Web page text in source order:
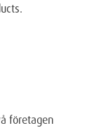
företagen